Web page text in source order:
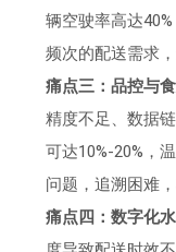
辆空驶率高达
频次的配送需求
痛点三：品控与
精度不足、数据
可达10%-20%，
问题，追溯困难
痛点四：数字化